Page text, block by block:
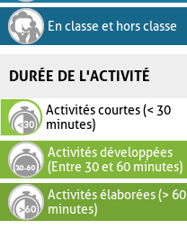
En classe et hors classe
DURÉE DE L'ACTIVITÉ
Activités courtes (< 30
minutes)
Activités développées
(Entre 30 et 60 minutes)
Activités élaborées (> 60
minutes)